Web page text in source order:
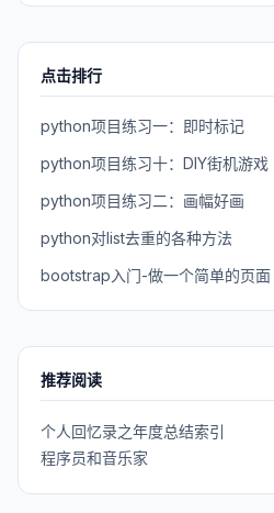
点击排行
python项目练习一：即时标记
python项目练习十：DIY街机游戏
python项目练习二：画幅好画
python对list去重的各种方法
bootstrap入门-做一个简单的页面
推荐阅读
个人回忆录之年度总结索引
程序员和音乐家